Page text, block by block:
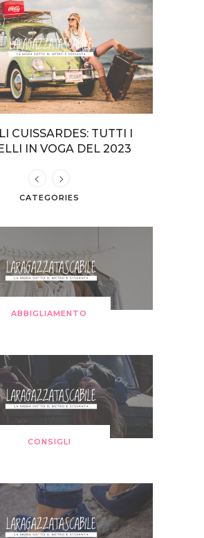
CUISSARDES: TUTTI I
IN VOGA DEL 2023
CATEGORIES
ABBIGLIAMENTO
CONSIGLI